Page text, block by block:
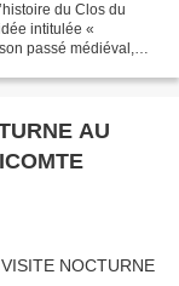
du Clos du
intitulée «
passé médiéval,
AU